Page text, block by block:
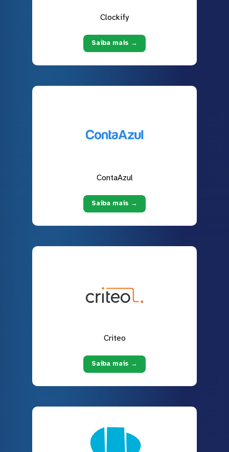
Clockify
Saiba mais →
ContaAzul
Saiba mais →
Criteo
Saiba mais →